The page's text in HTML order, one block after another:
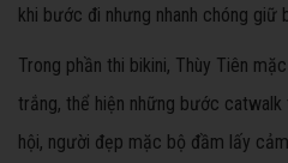
khi bước đi nhưng nhanh chóng giữ
Trong phần thi bikini, Thùy Tiên
trắng, thể hiện những bước
hội, người đẹp mặc bộ đầm lấy